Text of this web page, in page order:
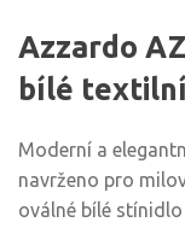
Azzardo
bílé
Moderní a
navrženo pro
oválné bílé